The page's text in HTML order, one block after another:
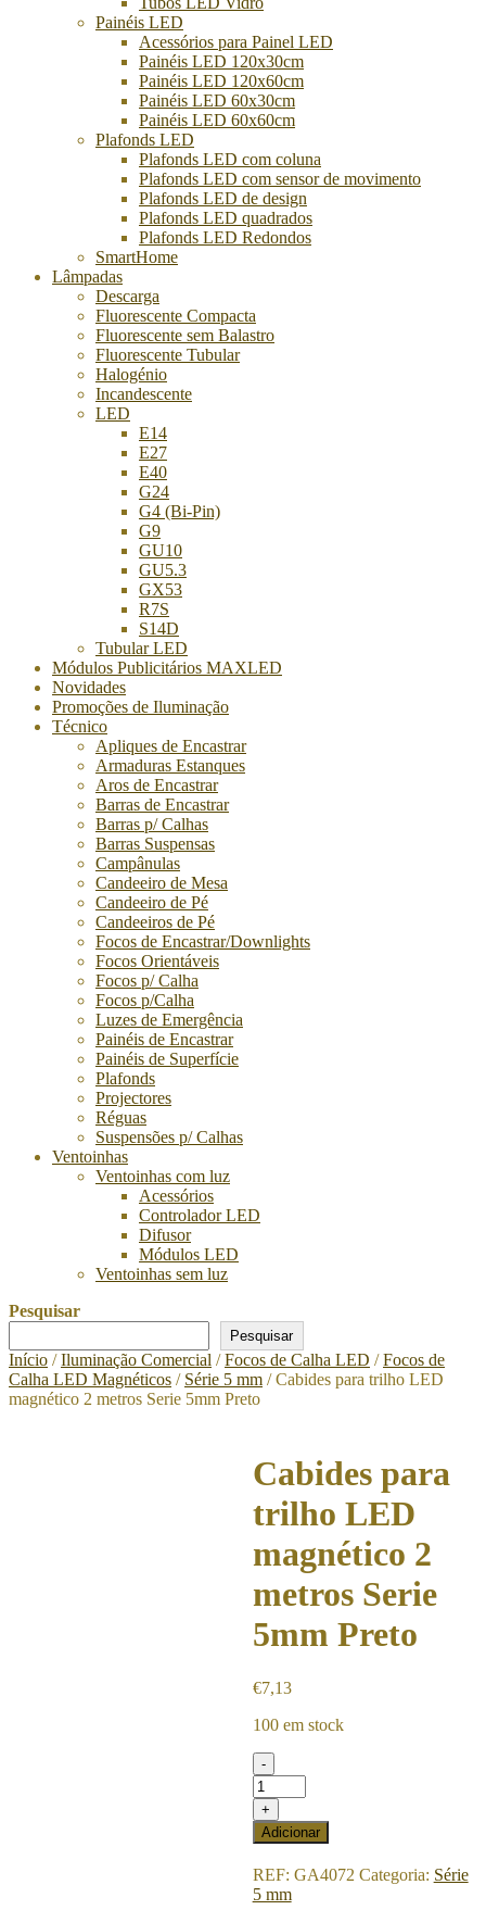
Painéis LED
Acessórios para Painel LED
Painéis LED 120x30cm
Painéis LED 120x60cm
Painéis LED 60x30cm
Painéis LED 60x60cm
Plafonds LED
Plafonds LED com coluna
Plafonds LED com sensor de movimento
Plafonds LED de design
Plafonds LED quadrados
Plafonds LED Redondos
SmartHome
Lâmpadas
Descarga
Fluorescente Compacta
Fluorescente sem Balastro
Fluorescente Tubular
Halogénio
Incandescente
LED
E14
E27
E40
G24
G4 (Bi-Pin)
G9
GU10
GU5.3
GX53
R7S
S14D
Tubular LED
Módulos Publicitários MAXLED
Novidades
Promoções de Iluminação
Técnico
Apliques de Encastrar
Armaduras Estanques
Aros de Encastrar
Barras de Encastrar
Barras p/ Calhas
Barras Suspensas
Campânulas
Candeeiro de Mesa
Candeeiro de Pé
Candeeiros de Pé
Focos de Encastrar/Downlights
Focos Orientáveis
Focos p/ Calha
Focos p/Calha
Luzes de Emergência
Painéis de Encastrar
Painéis de Superfície
Plafonds
Projectores
Réguas
Suspensões p/ Calhas
Ventoinhas
Ventoinhas com luz
Acessórios
Controlador LED
Difusor
Módulos LED
Ventoinhas sem luz
Pesquisar
Pesquisar
Início /Iluminação Comercial /Focos de Calha LED /Focos de
Calha LED Magnéticos / Série 5 mm / Cabides para trilho LED
magnético 2 metros Serie 5mm Preto
Cabides para
trilho LED
magnético 2
metros Serie
5mm Preto
€7,13
100 em stock
-
Quantidade
de
Cabides
para
LED
magnético
+
Adicionar
REF: GA4072 Categoria: Série
5 mm